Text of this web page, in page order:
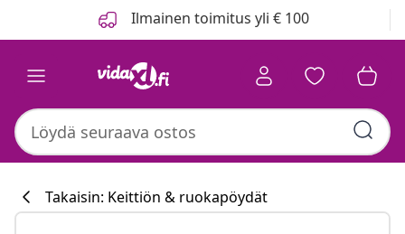
Ilmainen toimitus yli € 100
Takaisin: Keittiön & ruokapöydät